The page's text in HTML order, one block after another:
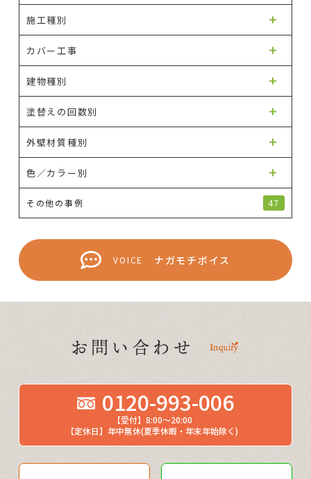
施工種別
カバー工事
建物種別
塗替えの回数別
外壁材質種別
色／カラー別
その他の事例 47
VOICE ナガモチボイス
0120-993-006
【受付】8:00～20:00
【定休日】年中無休(夏季休暇・年末年始除く)